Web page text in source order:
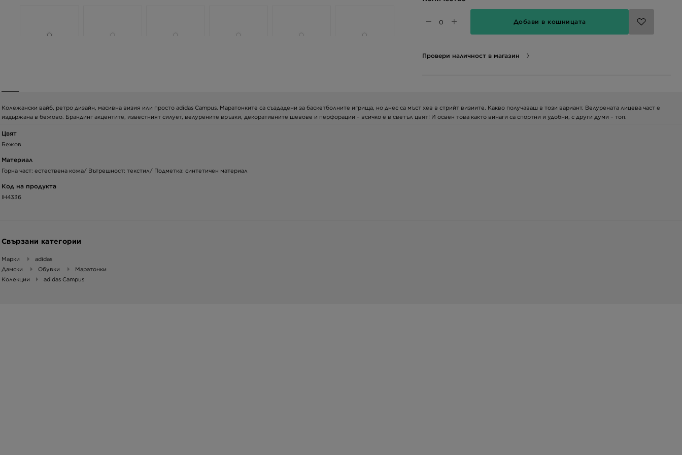
Добави в кошницата
Провери наличност в магазин
Колежански вайб, ретро дизайн, масивна визия или просто adidas Campus. Маратонките са създадени за баскетболните игрища, но днес са мъст хев в стрийт визиите. Какво получаваш в този вариант. Велурената лицева част е
издържана в бежово. Брандинг акцентите, известният силует, велурените връзки, декоративните шевове и перфорации – всичко е в светъл цвят! И освен това както винаги са спортни и удобни, с други думи – топ.
Цвят
Бежов
Материал
Горна част: естествена кожа/ Вътрешност: текстил/ Подметка: синтетичен материал
Код на продукта
IH4336
Свързани категории
Марки
adidas
Дамски
Обувки
Маратонки
Колекции
adidas Campus